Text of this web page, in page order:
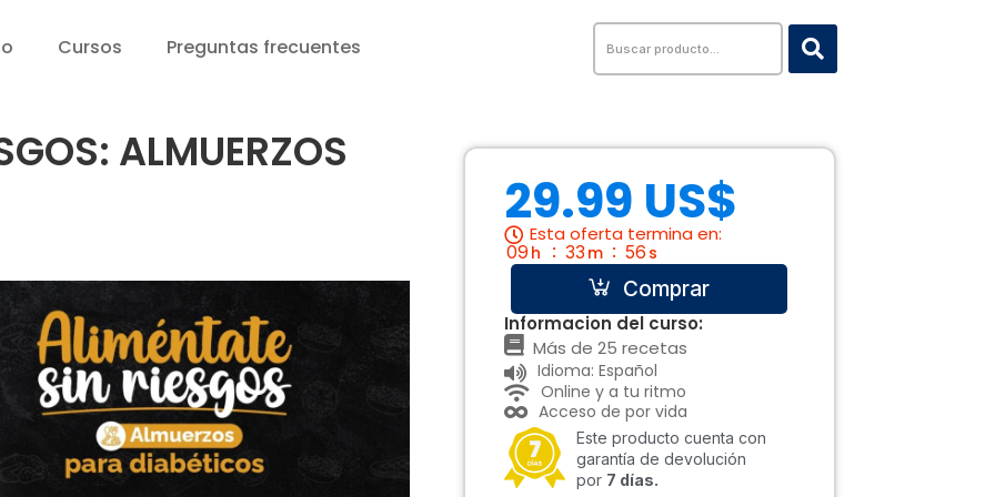
Cursos Preguntas frecuentes
ALMUERZOS
29.99 US$
Esta oferta termina en:
09 h 33 m 55 s
Comprar
Informacion del curso:
Más de 25 recetas
Idioma: Español
Online y a tu ritmo
Acceso de por vida
Este producto cuenta con
garantía de devolución
por 7 días.